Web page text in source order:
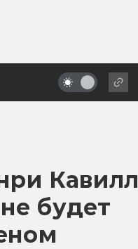
Кавилл
будет